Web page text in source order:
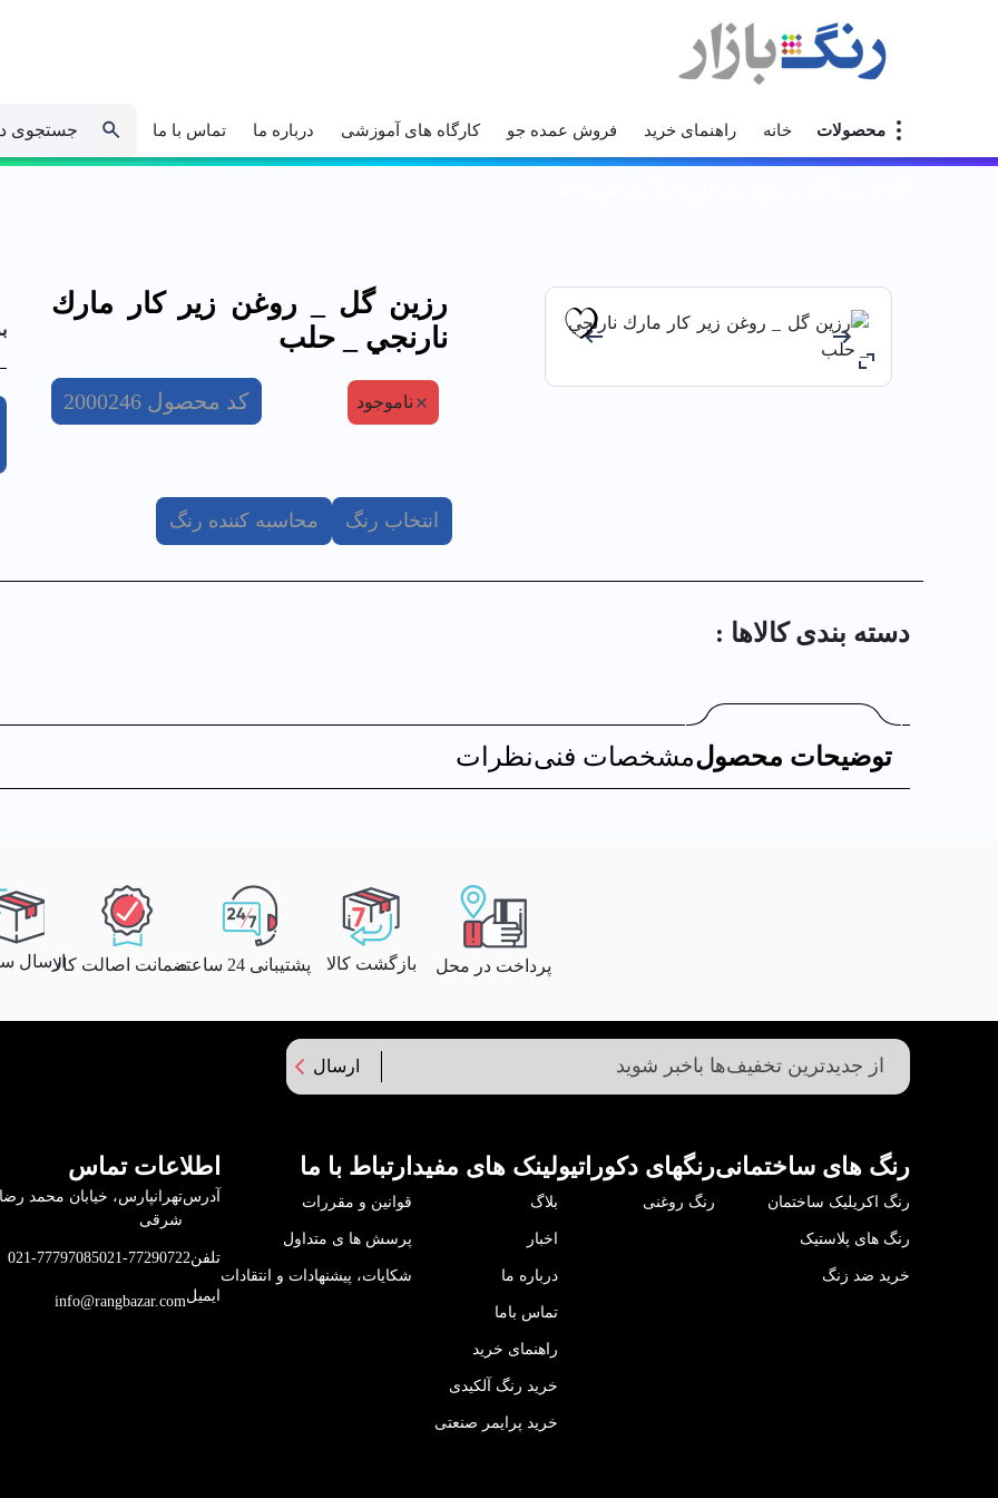
محصولات خانه راهنمای خرید فروش عمده جو کارگاه های آموزشی درباره ما تماس با ما جستجوی
رزين گل _ روغن زير كار مارك
نارنجي _ حلب
ناموجود کد محصول 2000246
انتخاب رنگ محاسبه کننده رنگ
دسته بندی کالا‌ها :
توضیحات محصولمشخصات فنینظرات
پرداخت در محل بازگشت کالا پشتیبانی 24 ساعته ضمانت اصالت کالاارسال
ارسال
رنگ های ساختمانی
رنگ اکریلیک ساختمان
رنگ های پلاستیک
خرید ضد زنگ
رنگهای دکوراتیو
رنگ روغنی
لینک های مفید
بلاگ
اخبار
درباره ما
تماس باما
راهنمای خرید
خرید رنگ آلکیدی
خرید پرایمر صنعتی
ارتباط با ما
قوانین و مقررات
پرسش ها ی متداول
شکایات، پیشنهادات و انتقادات
اطلاعات تماس
آدرس
شرقی
تلفن021-77290722
021-77797085
ایمیلinfo@rangbazar.com